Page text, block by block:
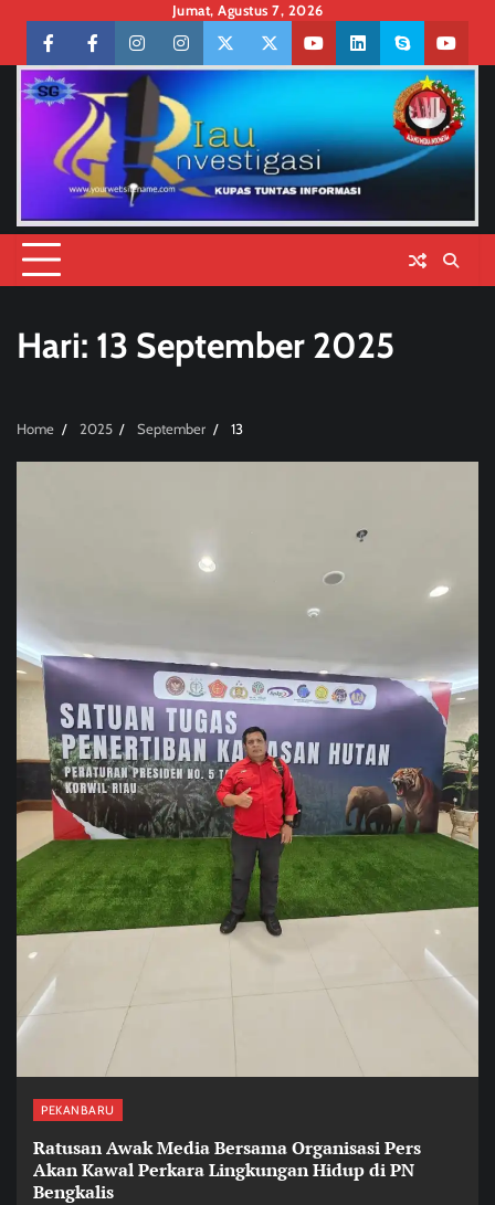
content
Jumat, Agustus 7, 2026
FacebookfacebookInstagraminstagramTwittertwitterYoutubelinkedinskype
Hari: 13 September 2025
Home 2025 September 13
PEKANBARU
Ratusan Awak Media Bersama Organisasi Pers
Akan Kawal Perkara Lingkungan Hidup di PN
Bengkalis